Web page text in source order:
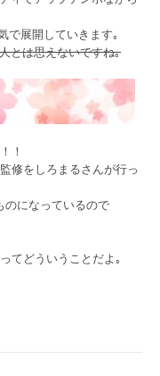
で展開していきます｡
とは思えないですね｡
！
修をしろまるさんが行っ
のになっているので
てどういうことだよ｡